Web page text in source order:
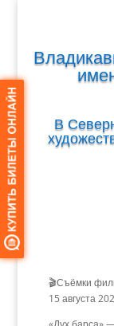
В
🎬Съёмки
15 августа